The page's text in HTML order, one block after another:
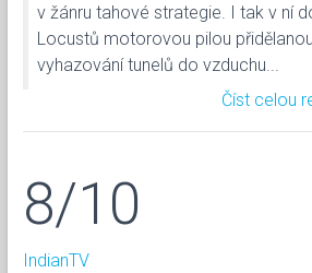
v žánru tahové strategie. I tak v ní
Locustů motorovou pilou
vyhazování tunelů do vzduchu...
Číst celou
8/10
IndianTV